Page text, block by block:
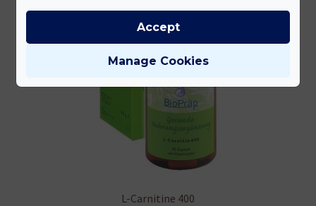
L-Carnitine 400
Manage Cookies
Accept